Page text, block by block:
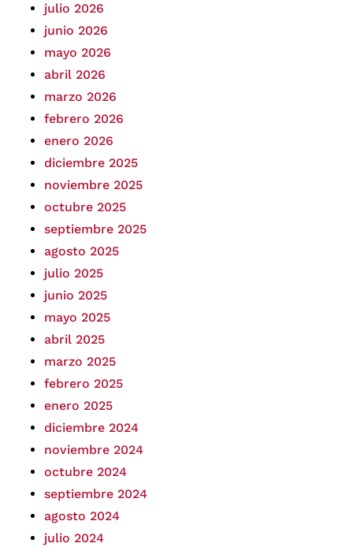
julio 2026
junio 2026
mayo 2026
abril 2026
marzo 2026
febrero 2026
enero 2026
diciembre 2025
noviembre 2025
octubre 2025
septiembre 2025
agosto 2025
julio 2025
junio 2025
mayo 2025
abril 2025
marzo 2025
febrero 2025
enero 2025
diciembre 2024
noviembre 2024
octubre 2024
septiembre 2024
agosto 2024
julio 2024